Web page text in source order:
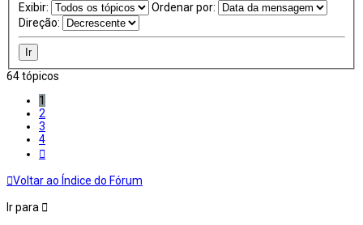
Exibir:
Ordenar por:
Direção:
64 tópicos
1
2
3
4
Voltar ao Índice do Fórum
Ir para